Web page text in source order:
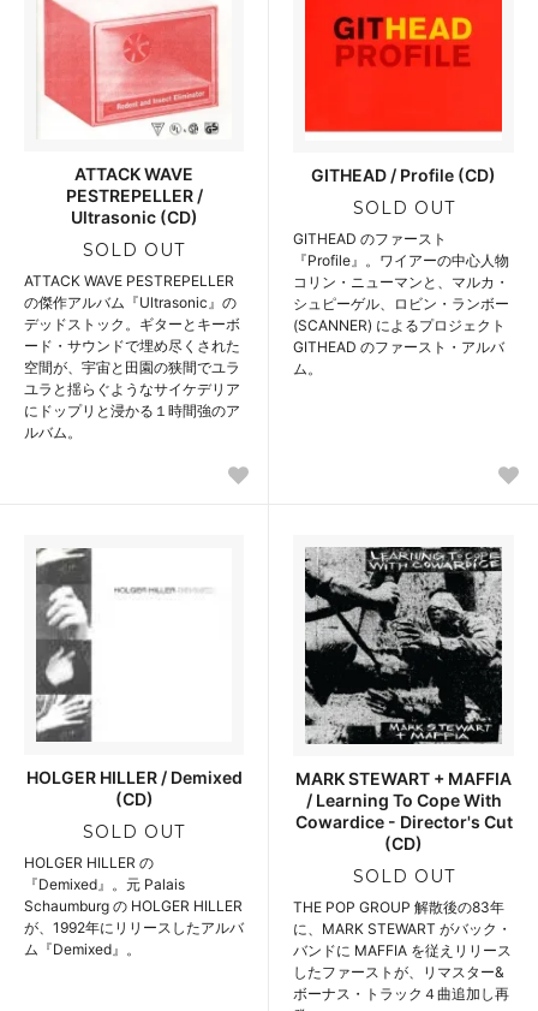
ATTACK WAVE
PESTREPELLER /
Ultrasonic (CD)
SOLD OUT
ATTACK WAVE PESTREPELLER
の傑作アルバム『Ultrasonic』の
デッドストック。ギターとキーボ
ード・サウンドで埋め尽くされた
空間が、宇宙と田園の狭間でユラ
ユラと揺らぐようなサイケデリア
にドップリと浸かる１時間強のア
ルバム。
GITHEAD / Profile (CD)
SOLD OUT
GITHEAD のファースト
『Profile』。ワイアーの中心人物
コリン・ニューマンと、マルカ・
シュピーゲル、ロビン・ランボー
(SCANNER) によるプロジェクト
GITHEAD のファースト・アルバ
ム。
HOLGER HILLER / Demixed
(CD)
SOLD OUT
HOLGER HILLER の
『Demixed』。元 Palais
Schaumburg の HOLGER HILLER
が、1992年にリリースしたアルバ
ム『Demixed』。
MARK STEWART + MAFFIA
/ Learning To Cope With
Cowardice - Director's Cut
(CD)
SOLD OUT
THE POP GROUP 解散後の83年
に、MARK STEWART がバック・
バンドに MAFFIA を従えリリース
したファーストが、リマスター&
ボーナス・トラック４曲追加し再